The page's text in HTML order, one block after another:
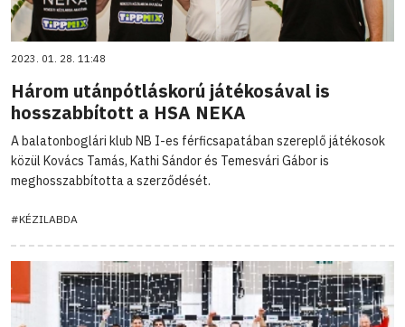
2023. 01. 28. 11:48
Három utánpótláskorú játékosával is
hosszabbított a HSA NEKA
A balatonboglári klub NB I-es férficsapatában szereplő játékosok
közül Kovács Tamás, Kathi Sándor és Temesvári Gábor is
meghosszabbította a szerződését.
#KÉZILABDA